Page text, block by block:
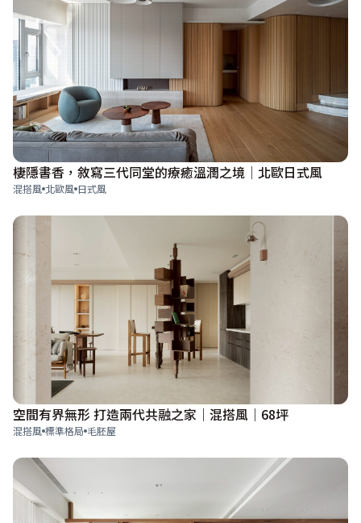
棲隱書香，敘寫三代同堂的療癒溫潤之境│北歐日式風
混搭風 北歐風 日式風
空間有界無形 打造兩代共融之家｜混搭風｜68坪
混搭風 標準格局 毛胚屋